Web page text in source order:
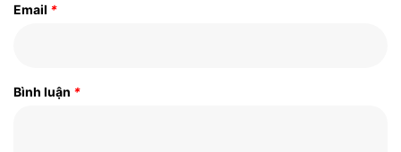
Email *
Bình luận *